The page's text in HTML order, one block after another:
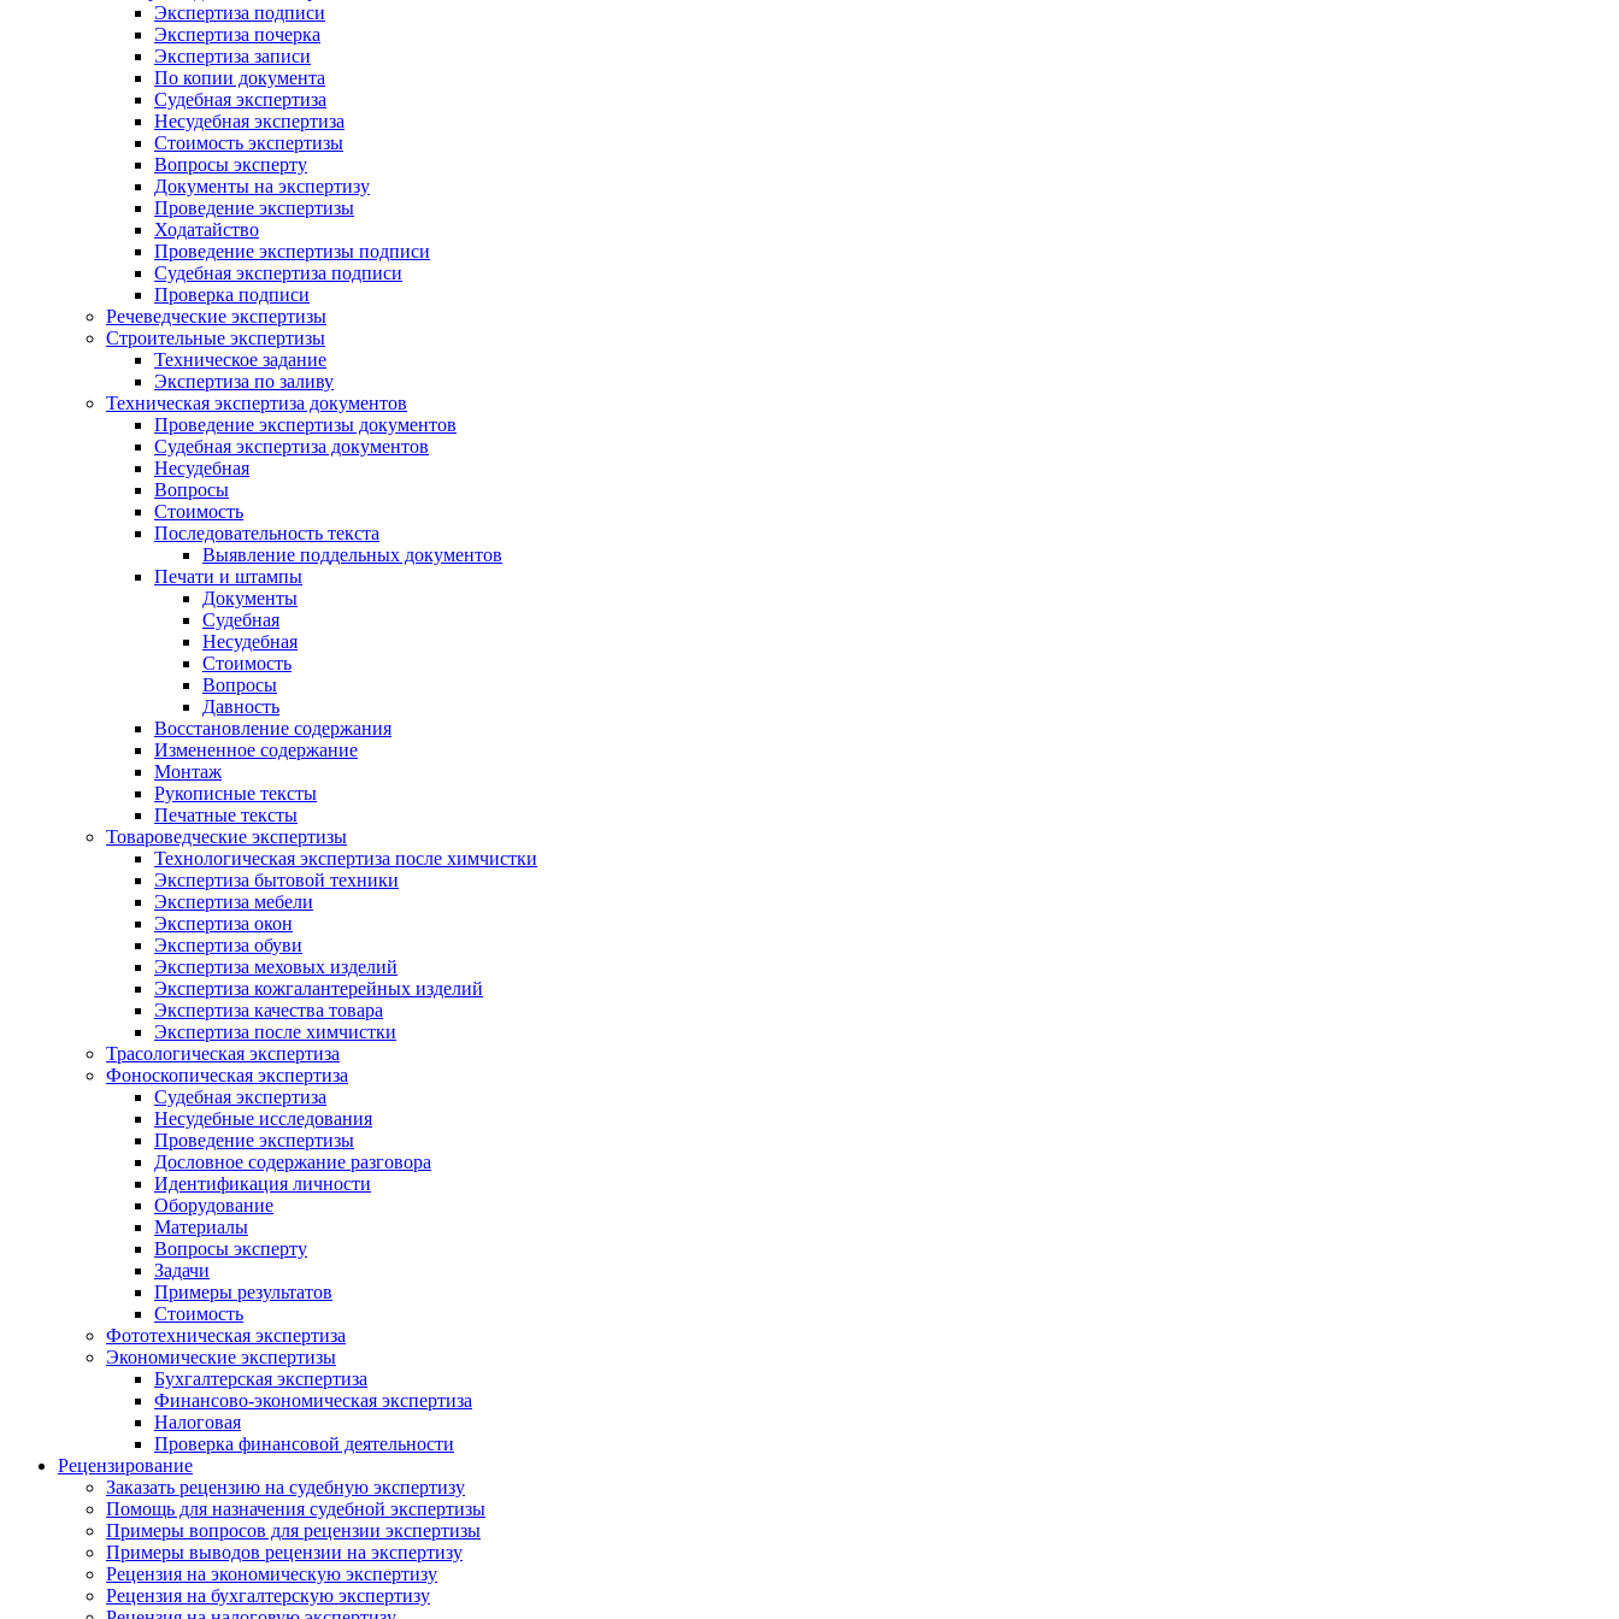
Экспертиза подписи
Экспертиза почерка
Экспертиза записи
По копии документа
Судебная экспертиза
Несудебная экспертиза
Стоимость экспертизы
Вопросы эксперту
Документы на экспертизу
Проведение экспертизы
Ходатайство
Проведение экспертизы подписи
Судебная экспертиза подписи
Проверка подписи
Речеведческие экспертизы
Строительные экспертизы
Техническое задание
Экспертиза по заливу
Техническая экспертиза документов
Проведение экспертизы документов
Судебная экспертиза документов
Несудебная
Вопросы
Стоимость
Последовательность текста
Выявление поддельных документов
Печати и штампы
Документы
Судебная
Несудебная
Стоимость
Вопросы
Давность
Восстановление содержания
Измененное содержание
Монтаж
Рукописные тексты
Печатные тексты
Товароведческие экспертизы
Технологическая экспертиза после химчистки
Экспертиза бытовой техники
Экспертиза мебели
Экспертиза окон
Экспертиза обуви
Экспертиза меховых изделий
Экспертиза кожгалантерейных изделий
Экспертиза качества товара
Экспертиза после химчистки
Трасологическая экспертиза
Фоноскопическая экспертиза
Судебная экспертиза
Несудебные исследования
Проведение экспертизы
Дословное содержание разговора
Идентификация личности
Оборудование
Материалы
Вопросы эксперту
Задачи
Примеры результатов
Стоимость
Фототехническая экспертиза
Экономические экспертизы
Бухгалтерская экспертиза
Финансово-экономическая экспертиза
Налоговая
Проверка финансовой деятельности
Рецензирование
Заказать рецензию на судебную экспертизу
Помощь для назначения судебной экспертизы
Примеры вопросов для рецензии экспертизы
Примеры выводов рецензии на экспертизу
Рецензия на экономическую экспертизу
Рецензия на бухгалтерскую экспертизу